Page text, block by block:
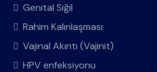
Genital Siğil
Rahim Kalınlaşması
Vajinal Akıntı (Vajinit)
HPV enfeksiyonu